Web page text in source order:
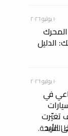
١٠ يوليو ٢٠٢٦
الدليل
١٠ يوليو ٢٠٢٦
في
تغيّرت
الأبد